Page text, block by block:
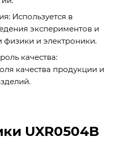
Используется в
экспериментов и
физики и электроники.
качества:
качества продукции и
UXR0504B